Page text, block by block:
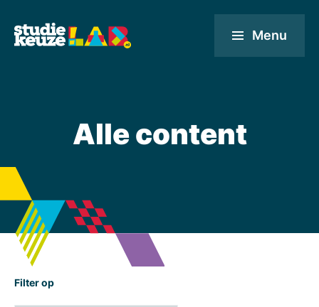
Menu
Alle content
Filter op